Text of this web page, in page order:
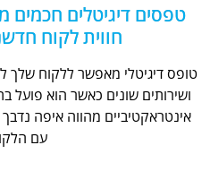
טפסים דיגיטלים
חווית לקוח
טופס דיגיטלי מאפשר ללקוח שלך
ושירותים שונים כאשר הוא
אינטראקטיביים מהווה איפה
עם